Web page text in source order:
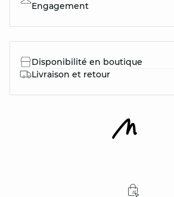
Engagement
Disponibilité en boutique
Livraison et retour